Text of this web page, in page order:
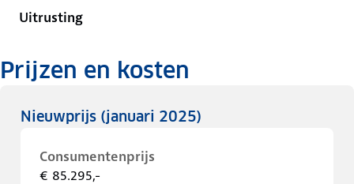
Uitrusting
Prijzen en kosten
Nieuwprijs (januari 2025)
Consumentenprijs
€ 85.295,-